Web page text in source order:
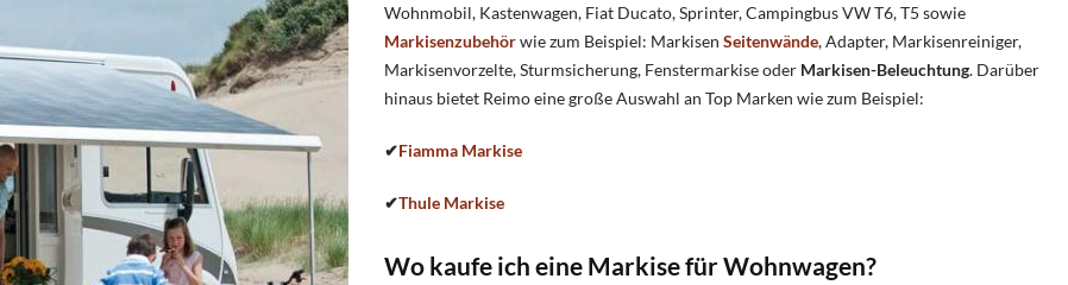
Wohnmobil, Kastenwagen, Fiat Ducato, Sprinter, Campingbus VW T6, T5 sowie
Markisenzubehörwie zum Beispiel: Markisen Seitenwände, Adapter, Markisenreiniger,
Markisenvorzelte, Sturmsicherung, Fenstermarkise oder Markisen-Beleuchtung. Darüber
hinaus bietet Reimo eine große Auswahl an Top Marken wie zum Beispiel:
✔Fiamma Markise
✔Thule Markise
Wo kaufe ich eine Markise für Wohnwagen?